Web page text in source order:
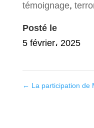
témoignage,
Posté le
5 février، 2025
← La participation de